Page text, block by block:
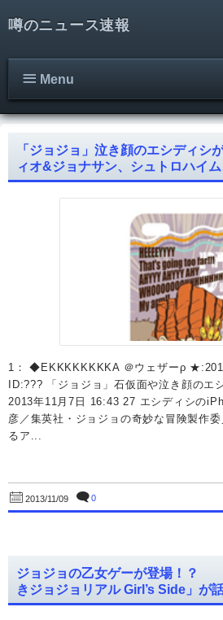
噂のニュース速報
Menu
「ジョジョ」泣き顔のエシディ
ィオ&ジョナサン、シュトロハイ
1： ◆EKKKKKKKKA ＠ウェザーρ
ID:??? 「ジョジョ」石仮面や泣き顔のエ
2013年11月7日 16:43 27 エシディシの
彦／集英社・ジョジョの奇妙な冒険製作
るア...
2013/11/09 0
ジョジョの乙女ゲーが登場！？
きジョジョリアル Girl’s Side」が